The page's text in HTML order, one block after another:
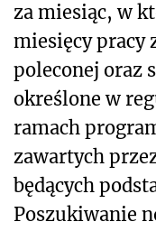
za miesiąc, w
miesięcy pracy
poleconej oraz
określone w
ramach
zawartych
będących
Poszukiwanie